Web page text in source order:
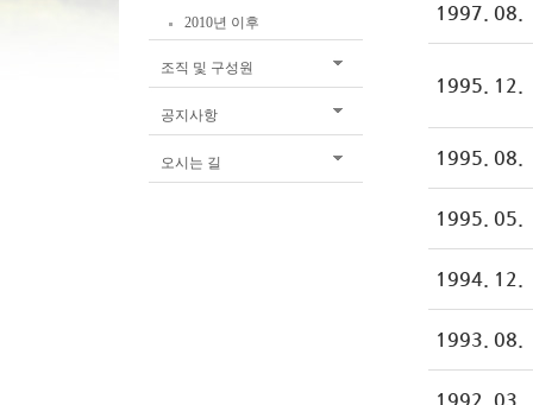
2010년 이후
조직 및 구성원
공지사항
오시는 길
1997. 08.
1995. 12.
1995. 08.
1995. 05.
1994. 12.
1993. 08.
1992. 03.